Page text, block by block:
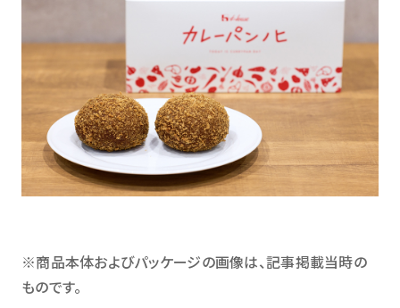
※商品本体およびパッケージの画像は、記事掲載当時の
ものです。